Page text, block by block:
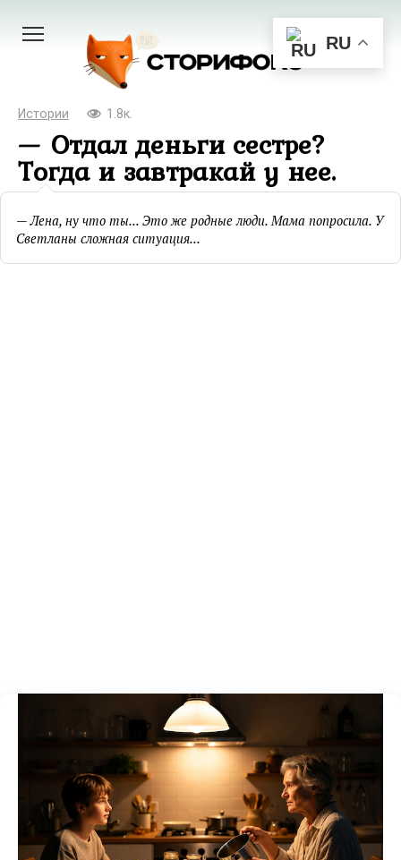
Истории 1.8к.
— Отдал деньги сестре?
Тогда и завтракай у нее.
— Лена, ну что ты... Это же родные люди. Мама попросила. У
Светланы сложная ситуация...
RU